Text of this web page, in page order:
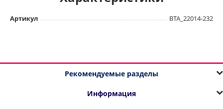
Артикул BTA_22014-232
Рекомендуемые разделы
Информация